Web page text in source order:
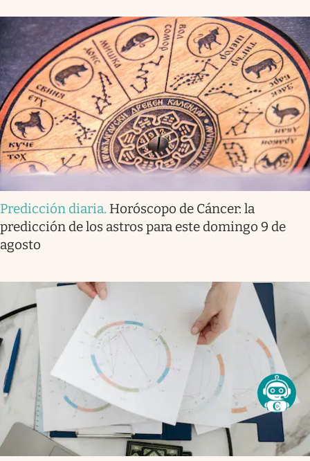
Predicción diaria. Horóscopo de Cáncer: la
predicción de los astros para este domingo 9 de
agosto